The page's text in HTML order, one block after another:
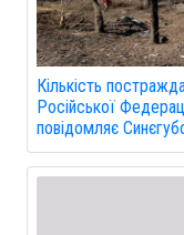
Кількість
Російської
повідомляє